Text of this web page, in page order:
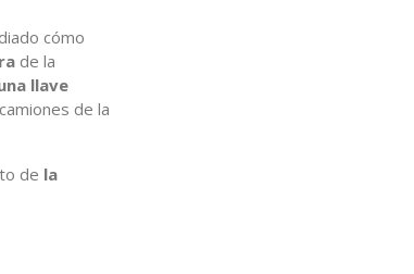
cómo
de la
llave
de la
de la